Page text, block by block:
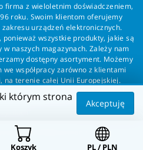
firma z wieloletnim doświadczeniem,
roku. Swoim klientom oferujemy
urządzeń elektronicznych.
ponieważ wszystkie produkty, jakie są
naszych magazynach. Zależy nam
dostępny asortyment. Możemy
współpracy zarówno z klientami
terenie całej Unii Europejskiej.
każdego klienta oraz szybką i
Wasserman - wszystko dla
dla Wasserman.eu
Koszyk PL / PLN
którym strona
Akceptuję